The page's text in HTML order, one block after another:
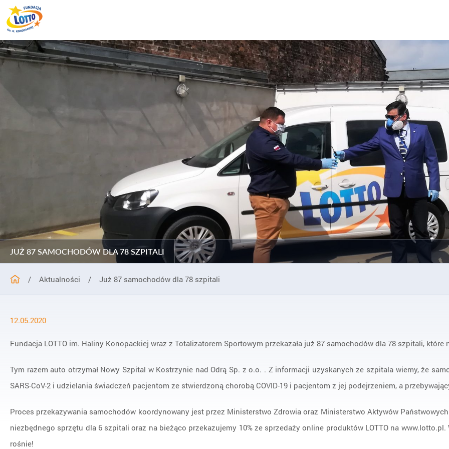
JUŻ 87 SAMOCHODÓW DLA 78 SZPITALI
/ Aktualności / Już 87 samochodów dla 78 szpitali
12.05.2020
Fundacja LOTTO im. Haliny Konopackiej wraz z Totalizatorem Sportowym przekazała już 87 samochodów dla 78 szpitali,
Tym razem auto otrzymał Nowy Szpital w Kostrzynie nad Odrą Sp. z o.o. . Z informacji uzyskanych ze szpitala wiemy, że
SARS-CoV-2 i udzielania świadczeń pacjentom ze stwierdzoną chorobą COVID-19 i pacjentom z jej podejrzeniem, a
Proces przekazywania samochodów koordynowany jest przez Ministerstwo Zdrowia oraz Ministerstwo Aktywów
niezbędnego sprzętu dla 6 szpitali oraz na bieżąco przekazujemy 10% ze sprzedaży online produktów LOTTO na
rośnie!